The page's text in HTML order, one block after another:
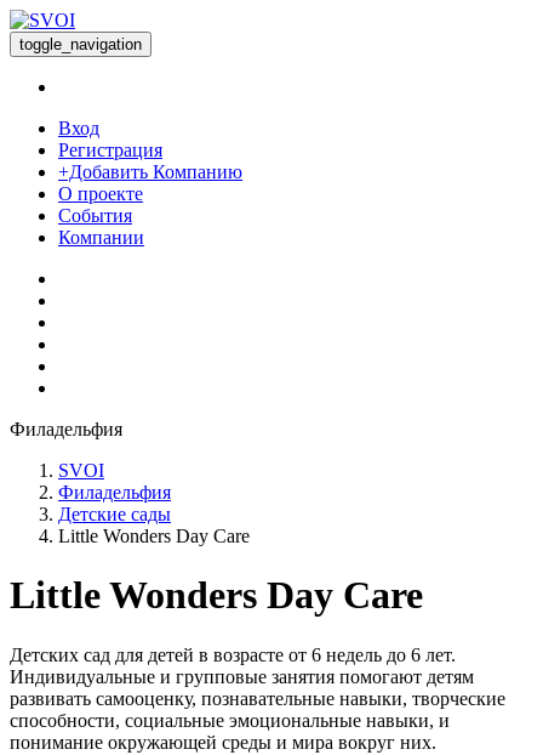
toggle_navigation
Вход
Регистрация
+Добавить Компанию
О проекте
События
Компании
Филадельфия
SVOI
Филадельфия
Детские сады
Little Wonders Day Care
Little Wonders Day Care
Детских сад для детей в возрасте от 6 недель до 6 лет.
Индивидуальные и групповые занятия помогают детям
развивать самооценку, познавательные навыки, творческие
способности, социальные эмоциональные навыки, и
понимание окружающей среды и мира вокруг них.